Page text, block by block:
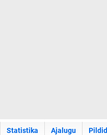
Statistika Ajalugu Pildid